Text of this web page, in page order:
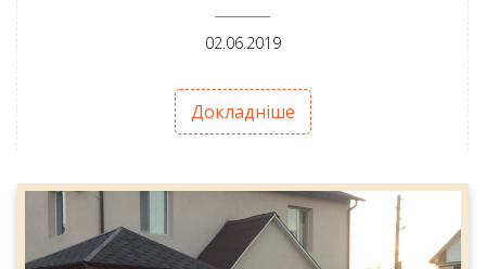
02.06.2019
Докладніше